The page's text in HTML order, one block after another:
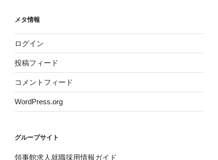
メタ情報
ログイン
投稿フィード
コメントフィード
WordPress.org
グループサイト
領事館求人就職採用情報ガイド